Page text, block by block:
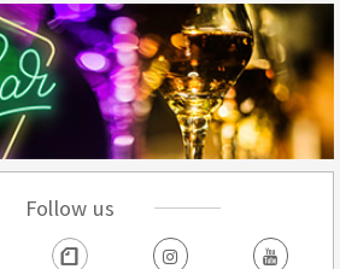
Follow us